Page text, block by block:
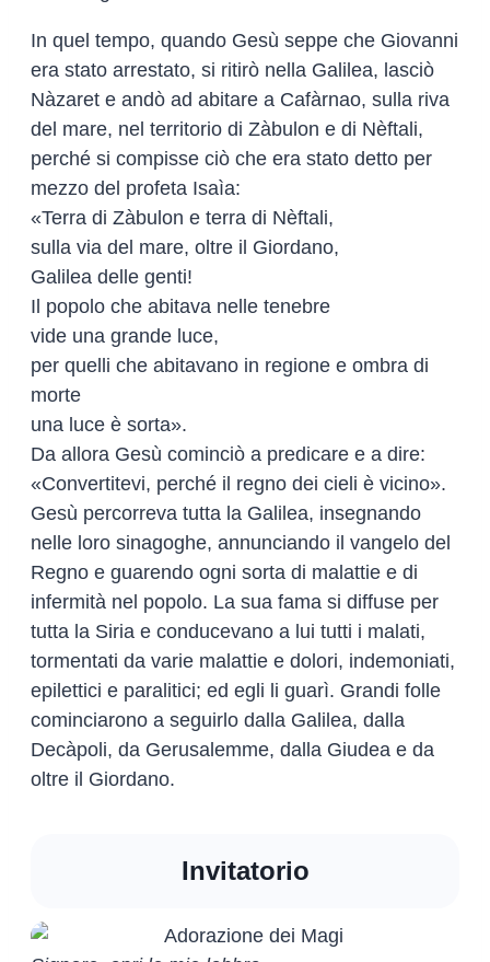
In quel tempo, quando Gesù seppe che Giovanni
era stato arrestato, si ritirò nella Galilea, lasciò
Nàzaret e andò ad abitare a Cafàrnao, sulla riva
del mare, nel territorio di Zàbulon e di Nèftali,
perché si compisse ciò che era stato detto per
mezzo del profeta Isaìa:
«Terra di Zàbulon e terra di Nèftali,
sulla via del mare, oltre il Giordano,
Galilea delle genti!
Il popolo che abitava nelle tenebre
vide una grande luce,
per quelli che abitavano in regione e ombra di
morte
una luce è sorta».
Da allora Gesù cominciò a predicare e a dire:
«Convertitevi, perché il regno dei cieli è vicino».
Gesù percorreva tutta la Galilea, insegnando
nelle loro sinagoghe, annunciando il vangelo del
Regno e guarendo ogni sorta di malattie e di
infermità nel popolo. La sua fama si diffuse per
tutta la Siria e conducevano a lui tutti i malati,
tormentati da varie malattie e dolori, indemoniati,
epilettici e paralitici; ed egli li guarì. Grandi folle
cominciarono a seguirlo dalla Galilea, dalla
Decàpoli, da Gerusalemme, dalla Giudea e da
oltre il Giordano.
Invitatorio